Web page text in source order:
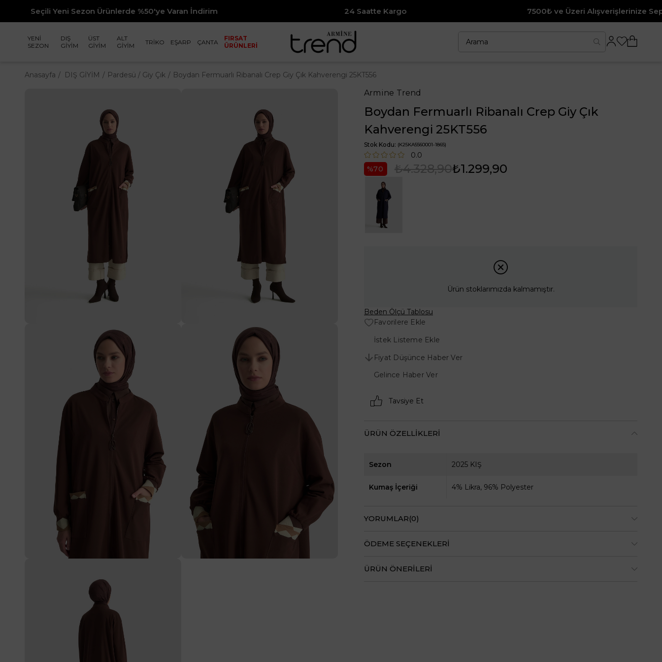
Sezon Ürünlerde %50'ye Varan İndirim 7500₺ ve Üzeri Alışverişlerinize Sepette %10 İndirim
YENİ
SEZON
DIŞ
GİYİM
ÜST
GİYİM
ALT
GİYİM
TRİKO EŞARP ÇANTA
FIRSAT
ÜRÜNLERİ
Anasayfa DIŞ GİYİM Pardesü / Giy Çık Boydan Fermuarlı Ribanalı Crep Giy Çık Kahverengi 25KT556
Armine Trend
Boydan Fermuarlı Ribanalı Crep Giy Çık
Kahverengi 25KT556
Stok Kodu (K25KA5560001-1865)
0.0
70
₺4.328,90₺1.299,90
Ürün stoklarımızda kalmamıştır.
Beden Ölçü Tablosu
Favorilere Ekle
İstek Listeme Ekle
Fiyat Düşünce Haber Ver
Gelince Haber Ver
Tavsiye Et
ÜRÜN ÖZELLIKLERI
Sezon 2025 KIŞ
Kumaş İçeriği 4% Likra, 96% Polyester
YORUMLAR(0)
ÖDEME SEÇENEKLERI
ÜRÜN ÖNERILERI